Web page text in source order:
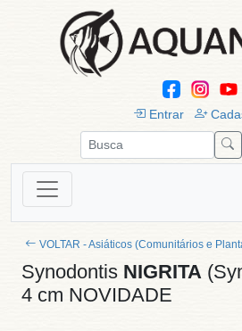
Entrar
VOLTAR - Asiáticos (Comunitários e
Synodontis NIGRITA
4 cm NOVIDADE